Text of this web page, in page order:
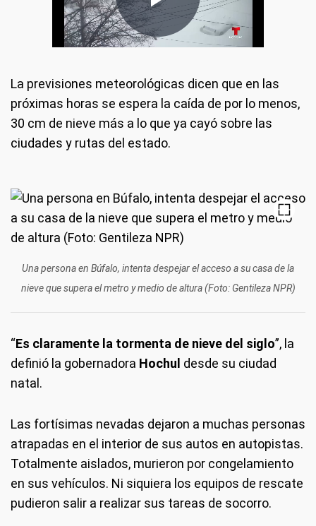
La previsiones meteorológicas dicen que en las
próximas horas se espera la caída de por lo menos,
30 cm de nieve más a lo que ya cayó sobre las
ciudades y rutas del estado.
Una persona en Búfalo, intenta despejar el acceso a su casa de la
nieve que supera el metro y medio de altura (Foto: Gentileza NPR)
“Es claramente la tormenta de nieve del siglo”, la
definió la gobernadora Hochul desde su ciudad
natal.
Las fortísimas nevadas dejaron a muchas personas
atrapadas en el interior de sus autos en autopistas.
Totalmente aislados, murieron por congelamiento
en sus vehículos. Ni siquiera los equipos de rescate
pudieron salir a realizar sus tareas de socorro.